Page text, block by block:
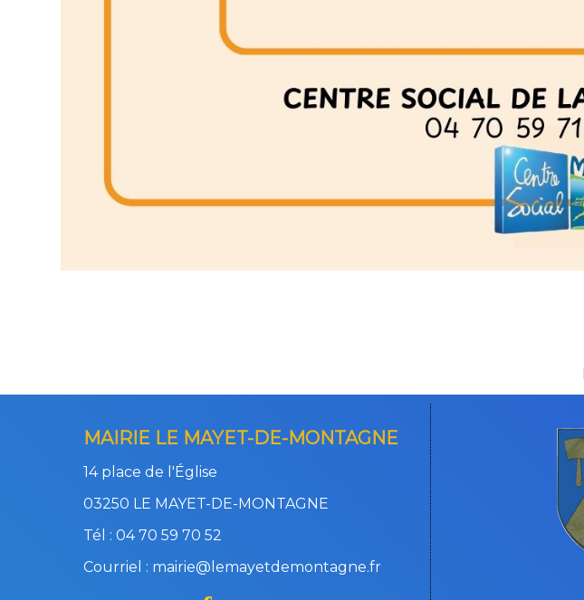
MAIRIE LE MAYET-DE-MONTAGNE
14 place de l'Église
03250 LE MAYET-DE-MONTAGNE
Tél : 04 70 59 70 52
Courriel : mairie@lemayetdemontagne.fr